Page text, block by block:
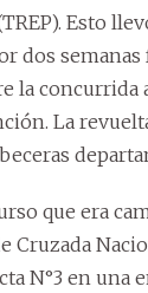
Esto
dos semanas
la concurrida
La
que era
Cruzada
N°3 en una